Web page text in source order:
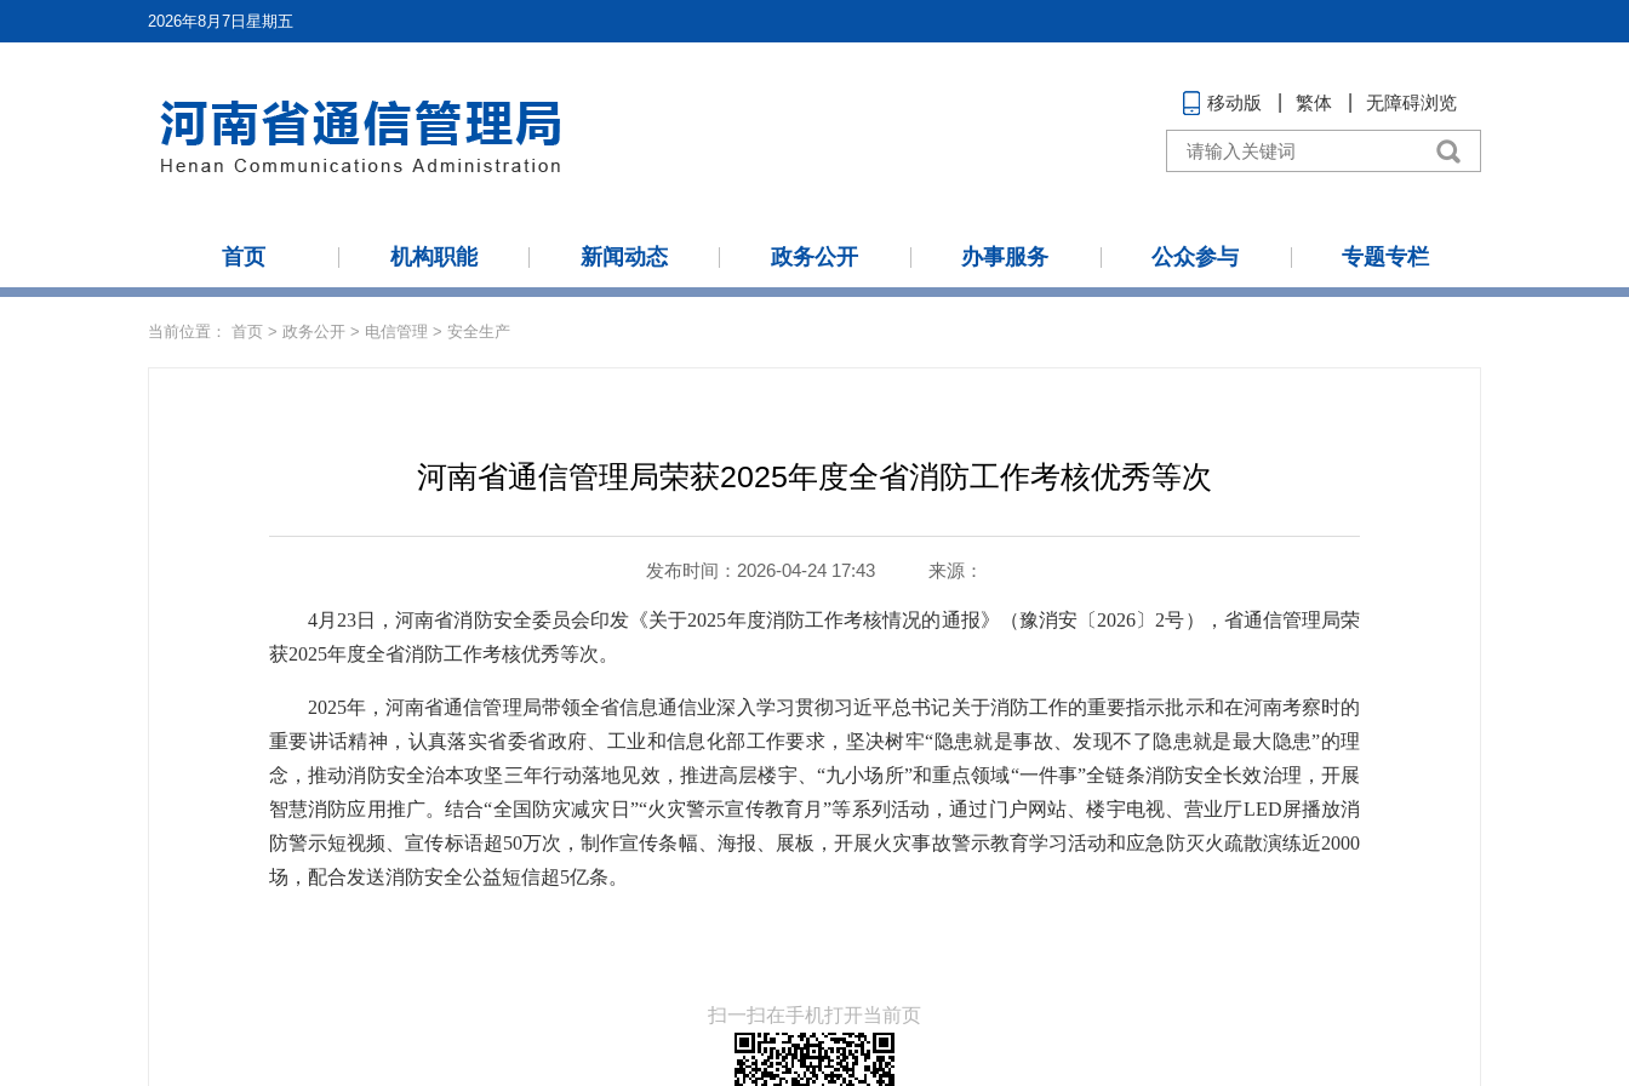
2026年8月7日星期五
移动版 繁体 无障碍浏览
首页 机构职能 新闻动态 政务公开 办事服务 公众参与 专题专栏
当前位置： 首页 > 政务公开 > 电信管理 > 安全生产
河南省通信管理局荣获2025年度全省消防工作考核优秀等次
发布时间：2026-04-24 17:43 来源：
4月23日，河南省消防安全委员会印发《关于2025年度消防工作考核情况的通报》（豫消安〔2026〕2号），省通信管理局荣
获2025年度全省消防工作考核优秀等次。
2025年，河南省通信管理局带领全省信息通信业深入学习贯彻习近平总书记关于消防工作的重要指示批示和在河南考察时的
重要讲话精神，认真落实省委省政府、工业和信息化部工作要求，坚决树牢“隐患就是事故、发现不了隐患就是最大隐患”的理
念，推动消防安全治本攻坚三年行动落地见效，推进高层楼宇、“九小场所”和重点领域“一件事”全链条消防安全长效治理，开展
智慧消防应用推广。结合“全国防灾减灾日”“火灾警示宣传教育月”等系列活动，通过门户网站、楼宇电视、营业厅LED屏播放消
防警示短视频、宣传标语超50万次，制作宣传条幅、海报、展板，开展火灾事故警示教育学习活动和应急防灭火疏散演练近2000
场，配合发送消防安全公益短信超5亿条。
扫一扫在手机打开当前页